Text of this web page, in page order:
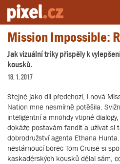
Server o natáčení a zpracování videa
Mission Impossible:
Jak vizuální triky přispěly k
kousků.
18. 1. 2017
Stejně jako díl předchozí, i nová
Nation mne nesmírně potěšila.
inteligentní a mnohdy vtipné
dokáže postavám fandit a užívat si
dobrodružství agenta Ethana
nestárnoucí borec Tom Cruise si
kaskadérských kousků dělal sám,